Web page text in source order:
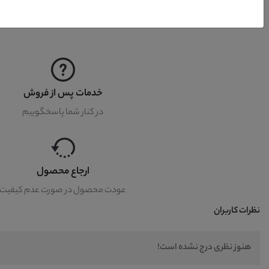
خدمات پس از فروش
در کنار شما پاسخگوییم
ارجاع محصول
عودت محصول در صورت عدم کیفیت
نظرات کاربران
هنوز نظری درج نشده است!